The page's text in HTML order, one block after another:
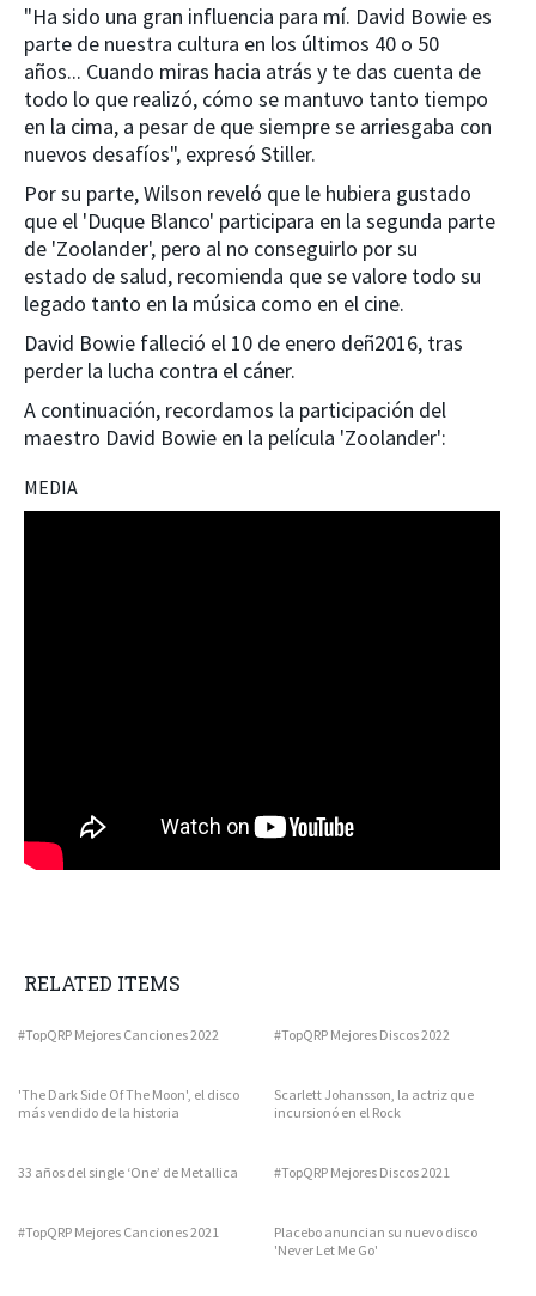
"Ha sido una gran influencia para mí. David Bowie es
parte de nuestra cultura en los últimos 40 o 50
años... Cuando miras hacia atrás y te das cuenta de
todo lo que realizó, cómo se mantuvo tanto tiempo
en la cima, a pesar de que siempre se arriesgaba con
nuevos desafíos", expresó Stiller.
Por su parte, Wilson reveló que le hubiera gustado
que el 'Duque Blanco' participara en la segunda parte
de 'Zoolander', pero al no conseguirlo por su
estado de salud, recomienda que se valore todo su
legado tanto en la música como en el cine.
David Bowie falleció el 10 de enero deñ2016, tras
perder la lucha contra el cáner.
A continuación, recordamos la participación del
maestro David Bowie en la película 'Zoolander':
MEDIA
RELATED ITEMS
#TopQRP Mejores Canciones 2022 #TopQRP Mejores Discos 2022
'The Dark Side Of The Moon', el disco
más vendido de la historia
Scarlett Johansson, la actriz que
incursionó en el Rock
33 años del single ‘One’ de Metallica #TopQRP Mejores Discos 2021
#TopQRP Mejores Canciones 2021
Placebo anuncian su nuevo disco
'Never Let Me Go'